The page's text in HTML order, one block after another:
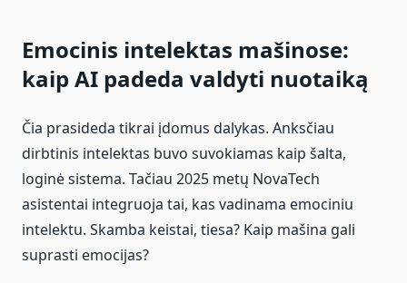
Emocinis intelektas mašinose:
kaip AI padeda valdyti nuotaiką
Čia prasideda tikrai įdomus dalykas. Anksčiau
dirbtinis intelektas buvo suvokiamas kaip šalta,
loginė sistema. Tačiau 2025 metų NovaTech
asistentai integruoja tai, kas vadinama emociniu
intelektu. Skamba keistai, tiesa? Kaip mašina gali
suprasti emocijas?